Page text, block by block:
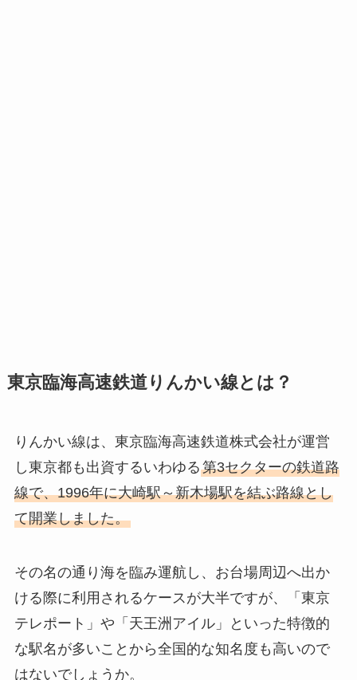
東京臨海高速鉄道りんかい線とは？
りんかい線は、東京臨海高速鉄道株式会社が運営
し東京都も出資するいわゆる第3セクターの鉄道路
線で、1996年に大崎駅～新木場駅を結ぶ路線とし
て開業しました。
その名の通り海を臨み運航し、お台場周辺へ出か
ける際に利用されるケースが大半ですが、「東京
テレポート」や「天王洲アイル」といった特徴的
な駅名が多いことから全国的な知名度も高いので
はないでしょうか。